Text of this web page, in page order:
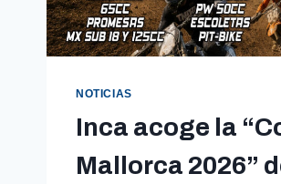
NOTICIAS
Inca acoge la
Mallorca 2026”